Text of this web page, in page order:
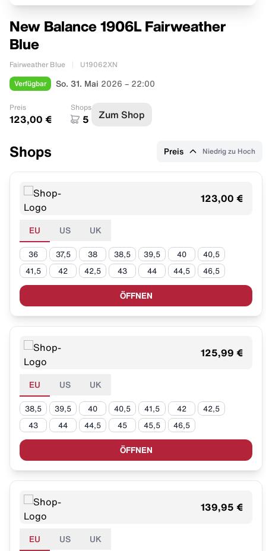
New Balance 1906L Fairweather
Blue
Fairweather Blue U19062XN
Verfügbar So. 31. Mai 2026 – 22:00
Preis
123,00 €
Shops
5 Zum Shop
Shops Preis Niedrig zu Hoch
123,00 €
EU US UK
36 37,5 38 38,5 39,5 40 40,5
41,5 42 42,5 43 44 44,5 46,5
ÖFFNEN
125,99 €
EU US UK
38,5 39,5 40 40,5 41,5 42 42,5
43 44 44,5 45 45,5 46,5
ÖFFNEN
139,95 €
EU US UK